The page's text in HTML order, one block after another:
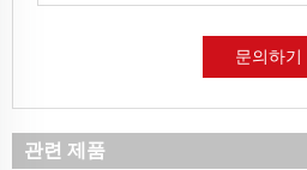
문의하기
관련 제품